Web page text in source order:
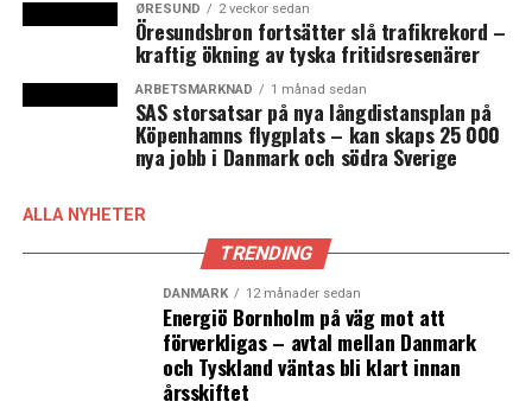
ØRESUND 2 veckor sedan
Öresundsbron fortsätter slå trafikrekord –
kraftig ökning av tyska fritidsresenärer
ARBETSMARKNAD 1 månad sedan
SAS storsatsar på nya långdistansplan på
Köpenhamns flygplats – kan skaps 25 000
nya jobb i Danmark och södra Sverige
ALLA NYHETER
TRENDING
DANMARK 12 månader sedan
Energiö Bornholm på väg mot att
förverkligas – avtal mellan Danmark
och Tyskland väntas bli klart innan
årsskiftet